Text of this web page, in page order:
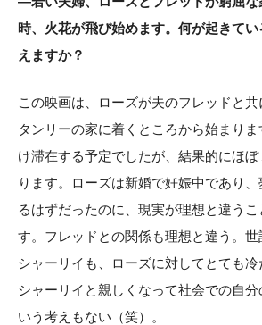
時、火花が飛び始めます。何が起きて
えますか？
この映画は、ローズが夫のフレッドと
タンリーの家に着くところから始まり
け滞在する予定でしたが、結果的にほ
ります。ローズは新婚で妊娠中であり
るはずだったのに、現実が理想と違う
す。フレッドとの関係も理想と違う。
シャーリイも、ローズに対してとても冷
シャーリイと親しくなって社会での自
いう考えもない（笑）。